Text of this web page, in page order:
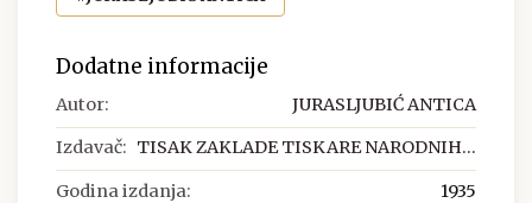
Dodatne informacije
Autor: JURASLJUBIĆ ANTICA
Izdavač: TISAK ZAKLADE TISKARE NARODNIH...
Godina izdanja: 1935